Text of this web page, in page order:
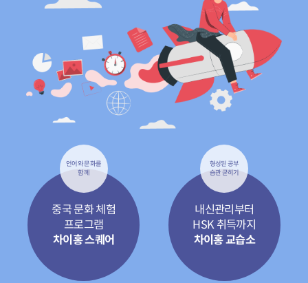
언어와 문화를
함께
중국 문화 체험
프로그램
차이홍 스퀘어
형성된 공부
습관 굳히기
내신관리부터
HSK 취득까지
차이홍 교습소